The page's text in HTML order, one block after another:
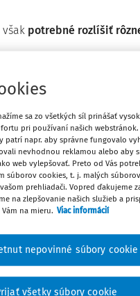
však potrebné rozlíšiť
ktorom by inak pracoval,
na deň, v ktorom by
nepracoval,
odpočinok v týždni
zákona č. 311/2001 Z. z.
len „Zákonník práce“),
keď zamestnancovi
sa zo všetkých síl prinášať
pri používaní našich webstránok.
patrí napr. aby správne fungovalo
nevhodnou reklamou alebo aby
web vylepšovať. Preto od Vás
súborov cookies, t. j. malých
prehliadači. Vopred ďakujeme
na zlepšovanie našich služieb a
na mieru. Viac informácií
nepovinné súbory cookie
všetky súbory cookie